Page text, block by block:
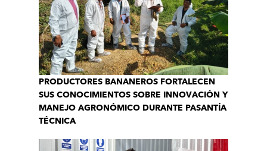
PRODUCTORES BANANEROS FORTALECEN
SUS CONOCIMIENTOS SOBRE INNOVACIÓN Y
MANEJO AGRONÓMICO DURANTE PASANTÍA
TÉCNICA